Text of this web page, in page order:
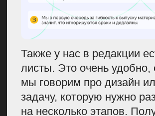
но они всегда рады писать для нас
какие-то статьи. У нас с ними два
варианта сотрудничества:
комментарий за оплату.
Об этом нужно договориться
заранее. У нас есть несколько
ребят, которые хотят высказаться
у нас на площадке, и мы им эту